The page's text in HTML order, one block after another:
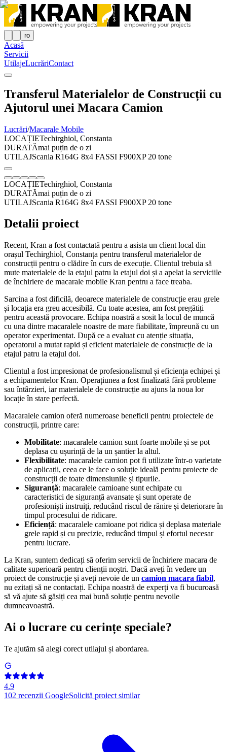
ro
Acasă
Servicii
UtilajeLucrăriContact
Transferul Materialelor de Construcții cu
Ajutorul unei Macara Camion
Lucrări/Macarale Mobile
LOCAȚIETechirghiol, Constanta
DURATĂmai puțin de o zi
UTILAJScania R164G 8x4 FASSI F900XP 20 tone
LOCAȚIETechirghiol, Constanta
DURATĂmai puțin de o zi
UTILAJScania R164G 8x4 FASSI F900XP 20 tone
Detalii proiect
Recent, Kran a fost contactată pentru a asista un client local din
orașul Techirghiol, Constanța pentru transferul materialelor de
construcții pentru o clădire în curs de execuție. Clientul trebuia să
mute materialele de la etajul patru la etajul doi și a apelat la serviciile
de închiriere de macarale mobile Kran pentru a face treaba.
Sarcina a fost dificilă, deoarece materialele de construcție erau grele
și locația era greu accesibilă. Cu toate acestea, am fost pregătiți
pentru această provocare. Echipa noastră a sosit la locul de muncă
cu una dintre macaralele noastre de mare fiabilitate, împreună cu un
operator experimentat. După ce a evaluat cu atenție situația,
operatorul a mutat rapid și eficient materialele de construcție de la
etajul patru la etajul doi.
Clientul a fost impresionat de profesionalismul și eficiența echipei și
a echipamentelor Kran. Operațiunea a fost finalizată fără probleme
sau întârzieri, iar materialele de construcție au ajuns la noua lor
locație în stare perfectă.
Macaralele camion oferă numeroase beneficii pentru proiectele de
construcții, printre care:
Mobilitate: macaralele camion sunt foarte mobile și se pot
deplasa cu ușurință de la un șantier la altul.
Flexibilitate: macaralele camion pot fi utilizate într-o varietate
de aplicații, ceea ce le face o soluție ideală pentru proiecte de
construcții de toate dimensiunile și tipurile.
Siguranță: macaralele camioane sunt echipate cu
caracteristici de siguranță avansate și sunt operate de
profesioniști instruiți, reducând riscul de rănire și deteriorare în
timpul procesului de ridicare.
Eficiență: macaralele camioane pot ridica și deplasa materiale
grele rapid și cu precizie, reducând timpul și efortul necesar
pentru lucrare.
La Kran, suntem dedicați să oferim servicii de închiriere macara de
calitate superioară pentru clienții noștri. Dacă aveți în vedere un
proiect de construcție și aveți nevoie de un camion macara fiabil,
nu ezitați să ne contactați. Echipa noastră de experți va fi bucuroasă
să vă ajute să găsiți cea mai bună soluție pentru nevoile
dumneavoastră.
Ai o lucrare cu cerințe speciale?
Te ajutăm să alegi corect utilajul și abordarea.
4.9
102 recenzii GoogleSolicită proiect similar